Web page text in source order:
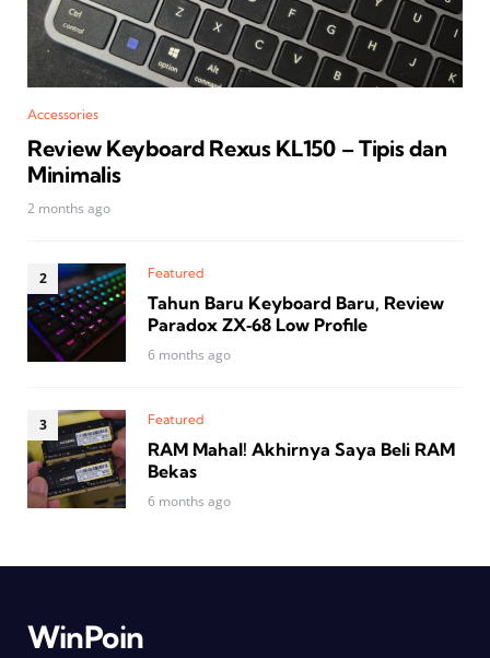
Accessories
Review Keyboard Rexus KL150 – Tipis dan
Minimalis
2 months ago
Featured
Tahun Baru Keyboard Baru, Review
Paradox ZX‑68 Low Profile
6 months ago
Featured
RAM Mahal! Akhirnya Saya Beli RAM
Bekas
6 months ago
WinPoin